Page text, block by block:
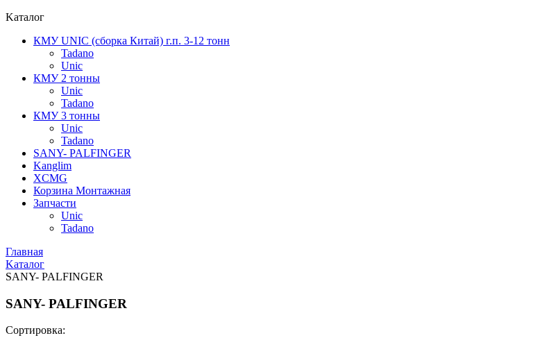
Kаталог
КМУ UNIC (сборка Китай) г.п. 3-12 тонн
Tadano
Unic
КМУ 2 тонны
Unic
Tadano
КМУ 3 тонны
Unic
Tadano
SANY- PALFINGER
Kanglim
XCMG
Корзина Монтажная
Запчасти
Unic
Tadano
Главная
Kаталог
SANY- PALFINGER
SANY- PALFINGER
Сортировка: